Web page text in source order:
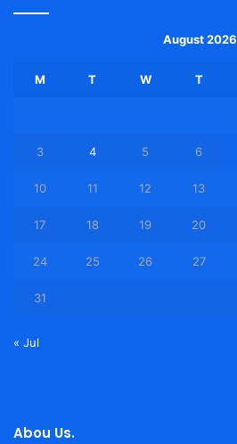
August 2026
M T W T
3 4 5 6
10 11 12 13
17 18 19 20
24 25 26 27
31
« Jul
Abou Us.